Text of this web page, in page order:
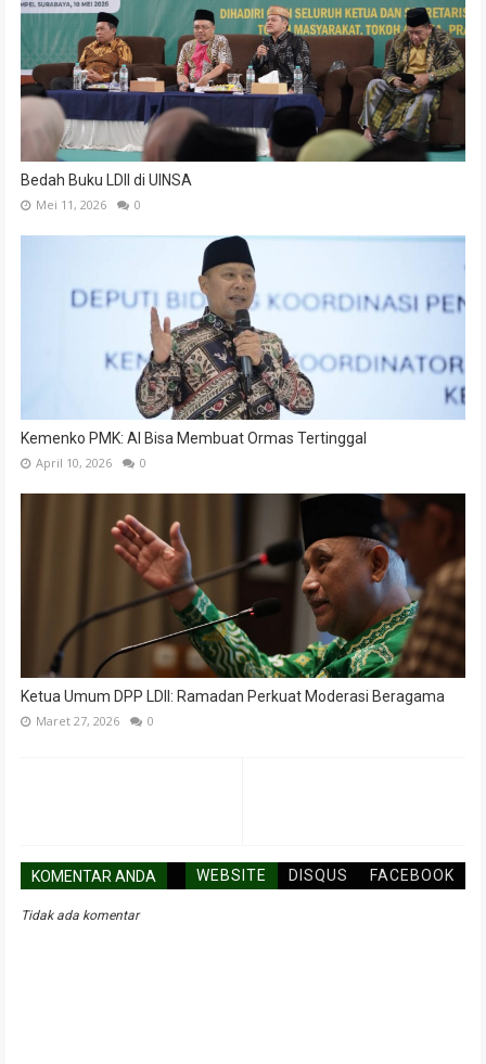
Bedah Buku LDII di UINSA
Mei 11, 2026 0
Kemenko PMK: AI Bisa Membuat Ormas Tertinggal
April 10, 2026 0
Ketua Umum DPP LDII: Ramadan Perkuat Moderasi Beragama
Maret 27, 2026 0
KOMENTAR ANDA WEBSITE DISQUS FACEBOOK
Tidak ada komentar